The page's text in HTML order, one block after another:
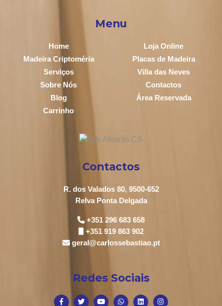
Menu
Home
Loja Online
Madeira Criptoméria
Placas de Madeira
Serviços
Villa das Neves
Sobre Nós
Contactos
Blog
Área Reservada
Carrinho
Contactos
R. dos Valados 80, 9500-652
Relva Ponta Delgada
+351 296 683 658
+351 919 863 902
geral@carlossebastiao.pt
Redes Sociais